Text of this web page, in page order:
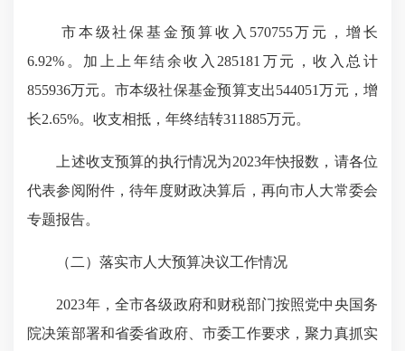
市本级社保基金预算收入570755万元，增长
6.92%。加上上年结余收入285181万元，收入总计
855936万元。市本级社保基金预算支出544051万元，增
长2.65%。收支相抵，年终结转311885万元。
上述收支预算的执行情况为2023年快报数，请各位
代表参阅附件，待年度财政决算后，再向市人大常委会
专题报告。
（二）落实市人大预算决议工作情况
2023年，全市各级政府和财税部门按照党中央国务
院决策部署和省委省政府、市委工作要求，聚力真抓实